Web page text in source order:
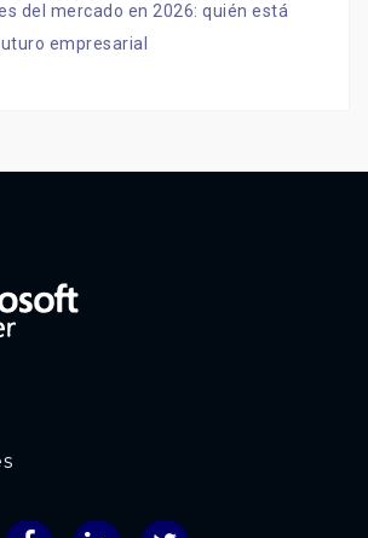
del mercado en 2026: quién está
empresarial